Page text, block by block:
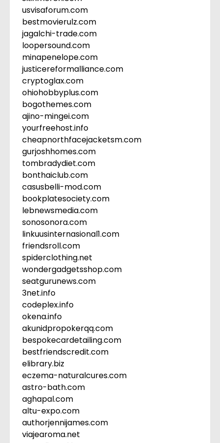
usvisaforum.com
bestmovierulz.com
jagalchi-trade.com
loopersound.com
minapenelope.com
justicereformalliance.com
cryptoglax.com
ohiohobbyplus.com
bogothemes.com
ajino-mingei.com
yourfreehost.info
cheapnorthfacejacketsm.com
gurjoshhomes.com
tombradydiet.com
bonthaiclub.com
casusbelli-mod.com
bookplatesociety.com
lebnewsmedia.com
sonosonora.com
linkuusinternasional1.com
friendsroll.com
spiderclothing.net
wondergadgetsshop.com
seatgurunews.com
3net.info
codeplex.info
okena.info
akunidpropokerqq.com
bespokecardetailing.com
bestfriendscredit.com
elibrary.biz
eczema-naturalcures.com
astro-bath.com
aghapal.com
altu-expo.com
authorjennijames.com
viajearoma.net